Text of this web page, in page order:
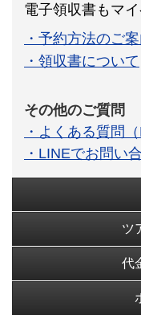
電子領収書もマ
・予約方法のご
・領収書について
その他のご質問
・よくある質問（
・LINEでお問い
ツ
代